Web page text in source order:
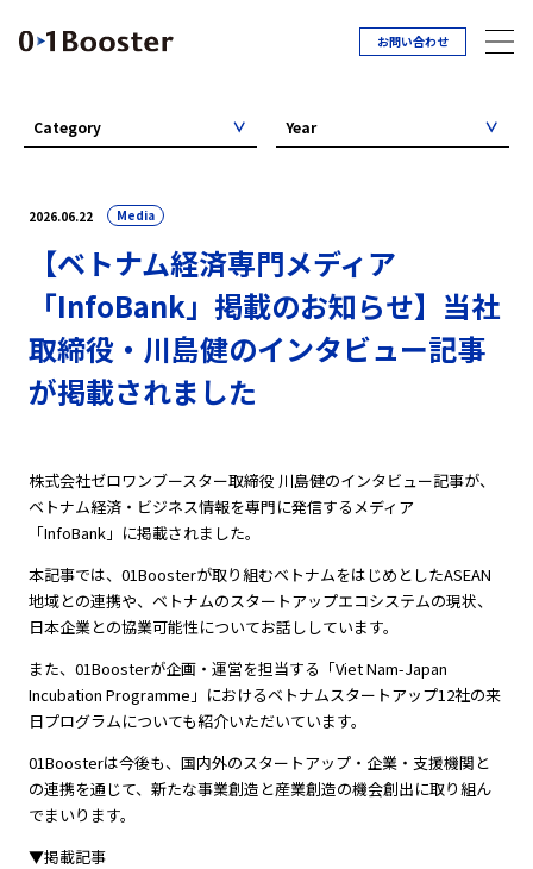
お問い合わせ
2026.06.22 Media
【ベトナム経済専門メディア
「InfoBank」掲載のお知らせ】当社
取締役・川島健のインタビュー記事
が掲載されました
株式会社ゼロワンブースター取締役 川島健のインタビュー記事が、
ベトナム経済・ビジネス情報を専門に発信するメディア
「InfoBank」に掲載されました。
本記事では、01Boosterが取り組むベトナムをはじめとしたASEAN
地域との連携や、ベトナムのスタートアップエコシステムの現状、
日本企業との協業可能性についてお話ししています。
また、01Boosterが企画・運営を担当する「Viet Nam-Japan
Incubation Programme」におけるベトナムスタートアップ12社の来
日プログラムについても紹介いただいています。
01Boosterは今後も、国内外のスタートアップ・企業・支援機関と
の連携を通じて、新たな事業創造と産業創造の機会創出に取り組ん
でまいります。
▼掲載記事
Category Year